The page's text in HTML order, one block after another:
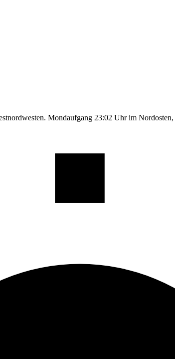
Mondaufgang 23:02 Uhr im